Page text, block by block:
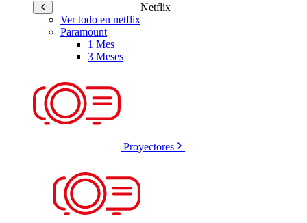
Netflix
Ver todo en netflix
Paramount
1 Mes
3 Meses
Proyectores